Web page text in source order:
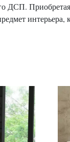
ДСП.
интерьера,